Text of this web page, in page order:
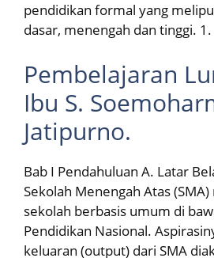
pendidikan formal yang
dasar, menengah dan tinggi.
Pembelajaran
Ibu S.
Jatipurno.
Bab I Pendahuluan A. Latar
Sekolah Menengah Atas
sekolah berbasis umum di
Pendidikan Nasional.
keluaran (output) dari SMA